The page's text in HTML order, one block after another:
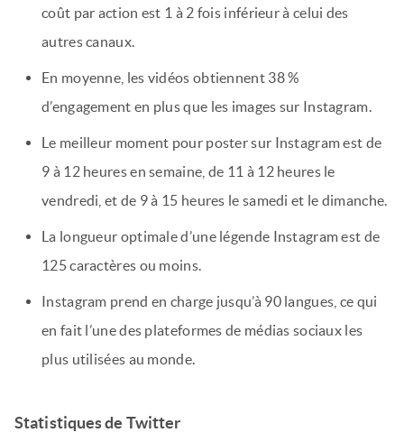
coût par action est 1 à 2 fois inférieur à celui des
autres canaux.
En moyenne, les vidéos obtiennent 38 %
d’engagement en plus que les images sur Instagram.
Le meilleur moment pour poster sur Instagram est de
9 à 12 heures en semaine, de 11 à 12 heures le
vendredi, et de 9 à 15 heures le samedi et le dimanche.
La longueur optimale d’une légende Instagram est de
125 caractères ou moins.
Instagram prend en charge jusqu’à 90 langues, ce qui
en fait l’une des plateformes de médias sociaux les
plus utilisées au monde.
Statistiques de Twitter